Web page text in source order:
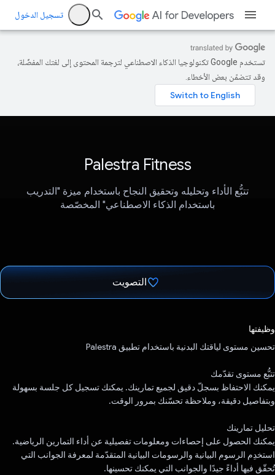
تسجيل الدخول
تستخدم Google تكنولوجيا الذكاء الاصطناعي لترجمة المحتوى إلى لغتك المفضّلة،
وقد تتضمّن بعض الأخطاء.
Palestra Fitness
تتبُّع الأداء وتحليله وتحقيق النجاح باستخدام ميزة "التدريب
باستخدام الذكاء الاصطناعي" المخصّصة
التصويت
وظيفتها
تحسين مستوى لياقتك البدنية باستخدام تطبيق Palestra
تتبُّع مستوى تقدّمك
يمكنك الاحتفاظ بسجلّ دقيق لجميع تمارينك. يمكنك تسجيل كل جلسة بسهولة
وبتفاصيل دقيقة، وملاحظة تحسّنك بمرور الوقت.
تحليل تمارينك
يمكنك الحصول على إحصاءات ومعلومات تفصيلية عن أداء التمارين الرياضية.
استخدِم الرسوم البيانية والرسومات البيانية المتقدّمة لمعرفة الجوانب التي
تُحقّق فيها أداءً جيدًا والجوانب التي يمكنك تحسينها.